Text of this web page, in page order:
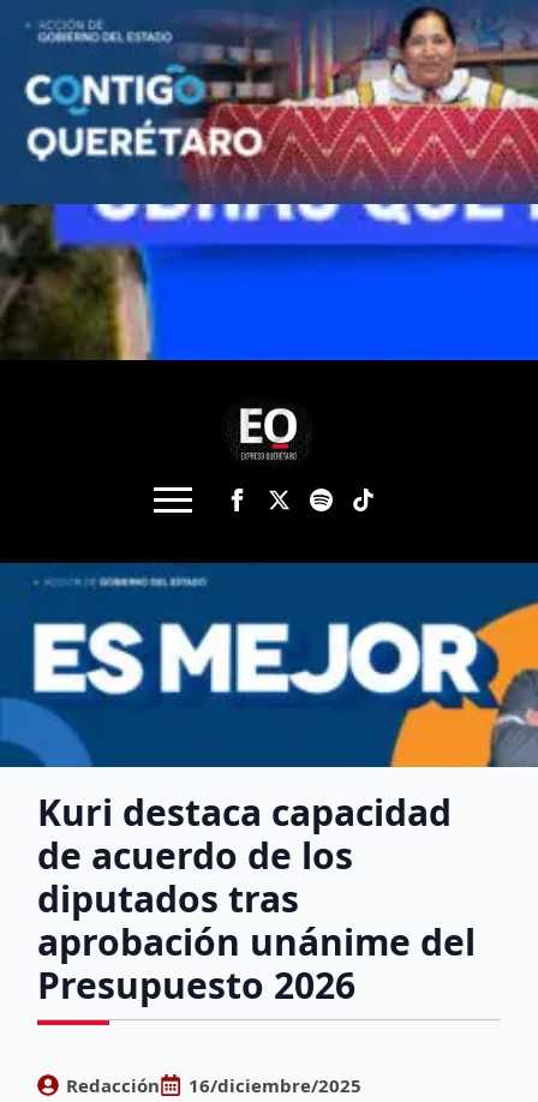
Kuri destaca capacidad
de acuerdo de los
diputados tras
aprobación unánime del
Presupuesto 2026
Redacción 16/diciembre/2025